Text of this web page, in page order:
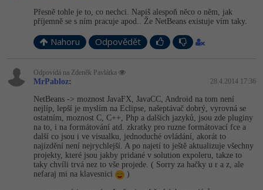
Pro děti
Více
Kurzy e-commerce
Testování softwaru
Datová analýza
Digitální gramotnost
Kurzy designu
HTML/CSS -80%
Photoshop -80%
Příběhy absolventů
Přesně tohle je to, co nechci. Napiš alespoň něco o něm, jak
příjemně se s ním pracuje apod.. Že NetBeans existuje vím taky.
Nahoru Odpovědět
Odpovídá na Zdeněk Pavlátka
MrPabloz: 28.4.2014 17:36
NetBeans -> moznost JavaFX, JavaCC, Android na tom není
nejlíp, lepší je myslím na Eclipse, našeptávač dobrý, vyrovná se
ostatním, moznost C, C++, Php a dalších jazyků, jsou zde pluginy
na to, i na formátování atd. zkratky pro ruzne formátovací fce a
další co jsou i ve visualku, jednoduché ovládání, akorát to
najízdění není nejrychlejší. A po najetí to ještě aktualizuje všechny
projekty, které jsou jakby pridané v solution expoleru, takze to
taky chvíli trvá nez to vše projede. ( Sorry za hačky u r a z, ale
nefaraj mi na klavesnici
)